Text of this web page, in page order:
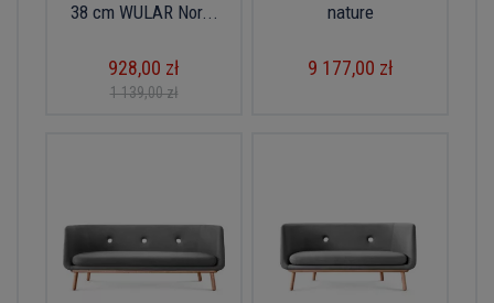
38 cm WULAR Nor...
928,00 zł
1 139,00 zł
nature
9 177,00 zł